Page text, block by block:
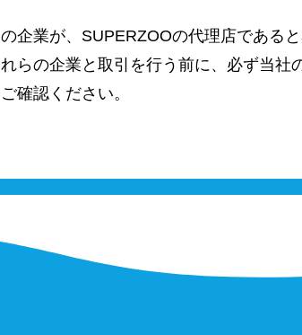
企業が、SUPERZOOの代理店である
らの企業と取引を行う前に、必ず当社
確認ください。